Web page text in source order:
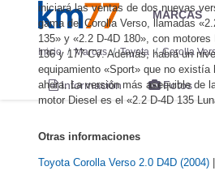
MARCAS
Inicio Marcas Toyota Corolla
Información Fotos
iniciará las ventas de dos nuevas
gama del Corolla Verso, llamadas
135» y «2.2 D-4D 180», con motores
136 y 177 CV. Además, habrá un
equipamiento «Sport» que no existía
ahora. La versión más asequible de
motor Diesel es el «2.2 D-4D 135
Otras informaciones
Toyota Corolla Verso 2.0 D4D (2004) |